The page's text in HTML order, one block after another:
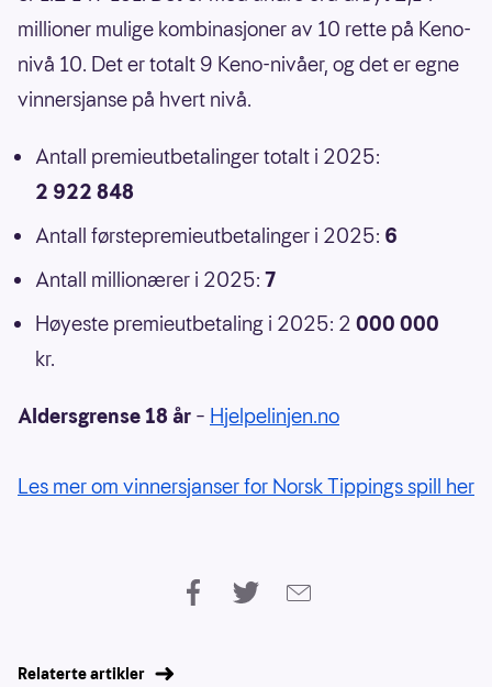
millioner mulige kombinasjoner av 10 rette på Keno-
nivå 10. Det er totalt 9 Keno-nivåer, og det er egne
vinnersjanse på hvert nivå.
Antall premieutbetalinger totalt i 2025:
2 922 848
Antall førstepremieutbetalinger i 2025: 6
Antall millionærer i 2025: 7
Høyeste premieutbetaling i 2025: 2 000 000
kr.
Aldersgrense 18 år – Hjelpelinjen.no
Les mer om vinnersjanser for Norsk Tippings spill her
Relaterte artikler